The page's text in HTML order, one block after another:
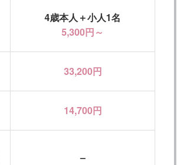
4歳本人＋小人1名
5,300円～
33,200円
14,700円
–